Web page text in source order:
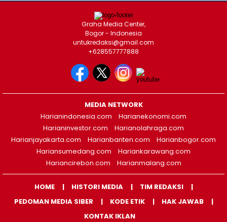
Graha Media Center,
Bogor - Indonesia
untukredaksi@gmail.com
+628557777888
MEDIA NETWORK
Harianindonesia.com
Harianekonomi.com
Harianinvestor.com
Harianolahraga.com
Harianjayakarta.com
Harianbanten.com
Harianbogor.com
Hariansumedang.com
Hariankarawang.com
Hariancirebon.com
Harianmalang.com
HOME HISTORI MEDIA
TIM REDAKSI
PEDOMAN MEDIA SIBER
KODE ETIK
HAK JAWAB
KONTAK IKLAN